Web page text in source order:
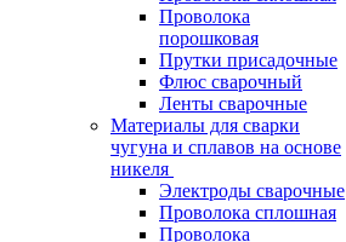
Проволока
порошковая
Прутки присадочные
Флюс сварочный
Ленты сварочные
Материалы для сварки
чугуна и сплавов на основе
никеля
Электроды сварочные
Проволока сплошная
Проволока